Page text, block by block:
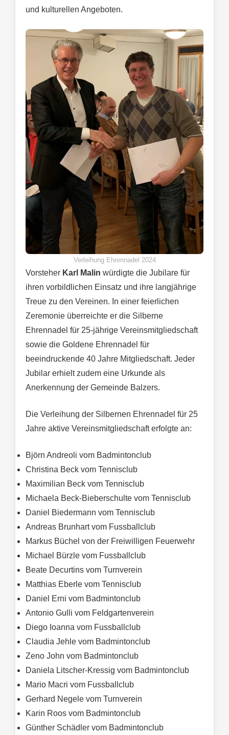
und kulturellen Angeboten.
Verleihung Ehrennadel 2024
Vorsteher Karl Malin würdigte die Jubilare für
ihren vorbildlichen Einsatz und ihre langjährige
Treue zu den Vereinen. In einer feierlichen
Zeremonie überreichte er die Silberne
Ehrennadel für 25-jährige Vereinsmitgliedschaft
sowie die Goldene Ehrennadel für
beeindruckende 40 Jahre Mitgliedschaft. Jeder
Jubilar erhielt zudem eine Urkunde als
Anerkennung der Gemeinde Balzers.
Die Verleihung der Silbernen Ehrennadel für 25
Jahre aktive Vereinsmitgliedschaft erfolgte an:
Björn Andreoli vom Badmintonclub
Christina Beck vom Tennisclub
Maximilian Beck vom Tennisclub
Michaela Beck-Bieberschulte vom Tennisclub
Daniel Biedermann vom Tennisclub
Andreas Brunhart vom Fussballclub
Markus Büchel von der Freiwilligen Feuerwehr
Michael Bürzle vom Fussballclub
Beate Decurtins vom Turnverein
Matthias Eberle vom Tennisclub
Daniel Erni vom Badmintonclub
Antonio Gulli vom Feldgartenverein
Diego Ioanna vom Fussballclub
Claudia Jehle vom Badmintonclub
Zeno John vom Badmintonclub
Daniela Litscher-Kressig vom Badmintonclub
Mario Macri vom Fussballclub
Gerhard Negele vom Turnverein
Karin Roos vom Badmintonclub
Günther Schädler vom Badmintonclub